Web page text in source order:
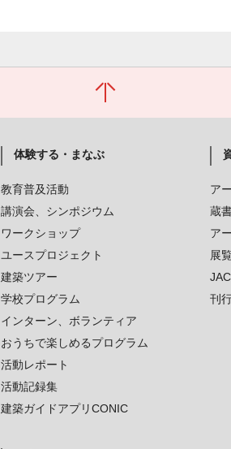
体験する・まなぶ
教育普及活動
講演会、シンポジウム
ワークショップ
ユースプロジェクト
建築ツアー
学校プログラム
インターン、ボランティア
おうちで楽しめるプログラム
活動レポート
活動記録集
建築ガイドアプリCONIC
ア
蔵
ア
展
刊